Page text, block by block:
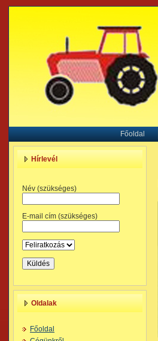
Főoldal
Hírlevél
Név (szükséges)
E-mail cím (szükséges)
Oldalak
Főoldal